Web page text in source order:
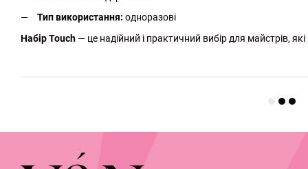
Тип використання: одноразові
Набір Touch — це надійний і практичний вибір для майстрів,